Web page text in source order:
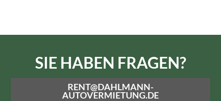
SIE HABEN FRAGEN?
RENT@DAHLMANN-
AUTOVERMIETUNG.DE